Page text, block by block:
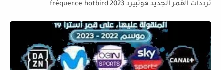
ترددات القمر الجديد هوتبيرد fréquence hotbird 2023